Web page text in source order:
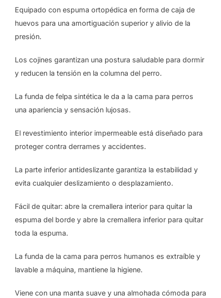
Equipado con espuma ortopédica en forma de caja de
huevos para una amortiguación superior y alivio de la
presión.
Los cojines garantizan una postura saludable para dormir
y reducen la tensión en la columna del perro.
La funda de felpa sintética le da a la cama para perros
una apariencia y sensación lujosas.
El revestimiento interior impermeable está diseñado para
proteger contra derrames y accidentes.
La parte inferior antideslizante garantiza la estabilidad y
evita cualquier deslizamiento o desplazamiento.
Fácil de quitar: abre la cremallera interior para quitar la
espuma del borde y abre la cremallera inferior para quitar
toda la espuma.
La funda de la cama para perros humanos es extraíble y
lavable a máquina, mantiene la higiene.
Viene con una manta suave y una almohada cómoda para